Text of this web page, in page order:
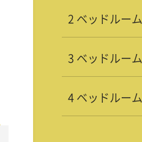
2 ベッドルーム
3 ベッドルーム
4 ベッドルーム